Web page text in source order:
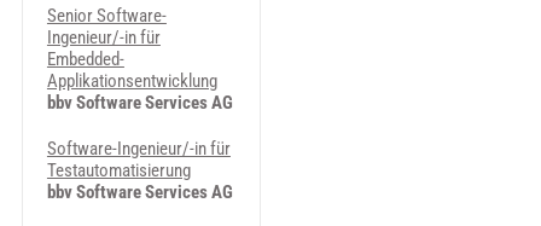
Senior Software-
Ingenieur/-in für
Embedded-
Applikationsentwicklung
bbv Software Services AG
Software-Ingenieur/-in für
Testautomatisierung
bbv Software Services AG